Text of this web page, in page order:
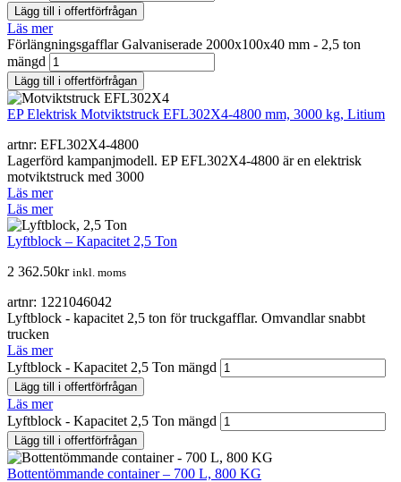
Lägg till i offertförfrågan
Läs mer
Förlängningsgafflar Galvaniserade 2000x100x40 mm - 2,5 ton
mängd
Lägg till i offertförfrågan
EP Elektrisk Motviktstruck EFL302X4-4800 mm, 3000 kg, Litium
artnr: EFL302X4-4800
Lagerförd kampanjmodell. EP EFL302X4-4800 är en elektrisk
motviktstruck med 3000
Läs mer
Läs mer
Lyftblock – Kapacitet 2,5 Ton
2 362.50kr inkl. moms
artnr: 1221046042
Lyftblock - kapacitet 2,5 ton för truckgafflar. Omvandlar snabbt
trucken
Läs mer
Lyftblock - Kapacitet 2,5 Ton mängd
Lägg till i offertförfrågan
Läs mer
Lyftblock - Kapacitet 2,5 Ton mängd
Lägg till i offertförfrågan
Bottentömmande container – 700 L, 800 KG